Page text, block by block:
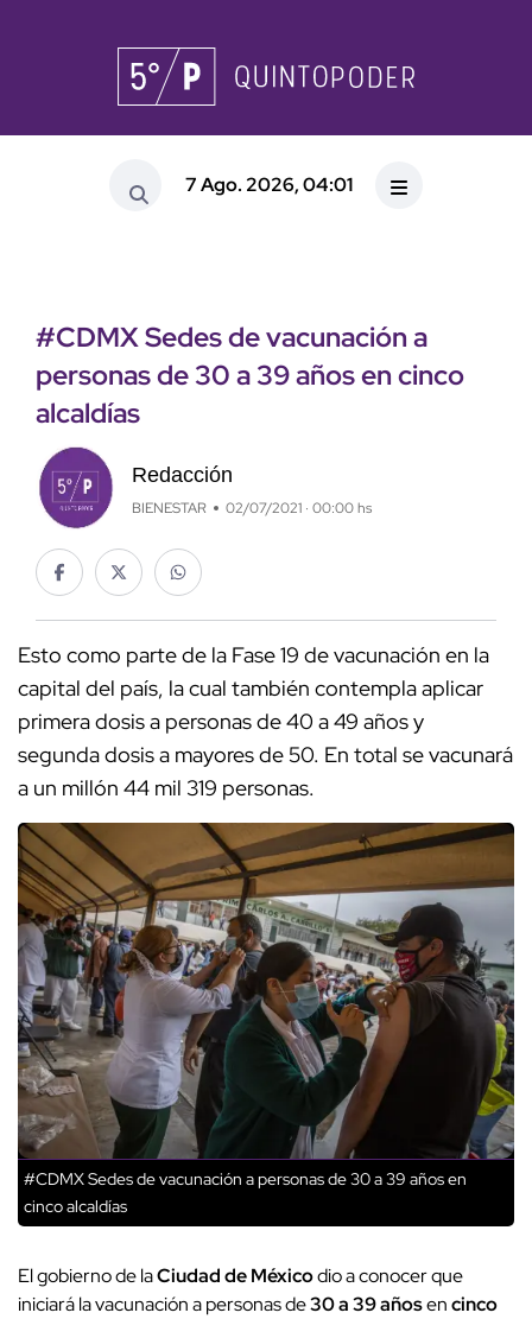
7 Ago. 2026, 04:01
#CDMX Sedes de vacunación a
personas de 30 a 39 años en cinco
alcaldías
Redacción
BIENESTAR 02/07/2021 · 00:00 hs
Esto como parte de la Fase 19 de vacunación en la
capital del país, la cual también contempla aplicar
primera dosis a personas de 40 a 49 años y
segunda dosis a mayores de 50. En total se vacunará
a un millón 44 mil 319 personas.
#CDMX Sedes de vacunación a personas de 30 a 39 años en
cinco alcaldías
El gobierno de laCiudad de Méxicodio a conocer que
iniciará la vacunación a personas de30 a 39 añosencinco